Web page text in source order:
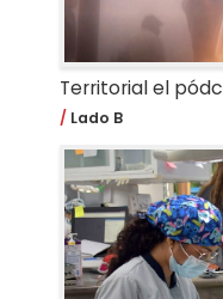
Territorial el
Lado B